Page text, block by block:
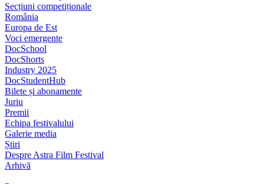
Secțiuni competiționale
România
Europa de Est
Voci emergente
DocSchool
DocShorts
Industry 2025
DocStudentHub
Bilete și abonamente
Juriu
Premii
Echipa festivalului
Galerie media
Știri
Despre Astra Film Festival
Arhivă